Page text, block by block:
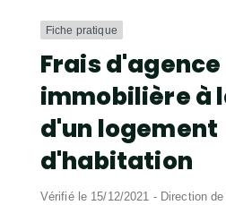
Fiche pratique
Frais d'agence
immobilière à
d'un logement
d'habitation
Vérifié le 15/12/2021 - Direction